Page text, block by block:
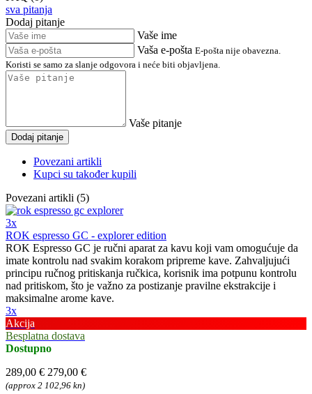
sva pitanja
Dodaj pitanje
Vaše ime
Vaša e-pošta E-pošta nije obavezna.
Koristi se samo za slanje odgovora i neće biti objavljena.
Vaše pitanje
Dodaj pitanje
Povezani artikli
Kupci su također kupili
Povezani artikli (5)
3x
ROK espresso GC - explorer edition
ROK Espresso GC je ručni aparat za kavu koji vam omogućuje da
imate kontrolu nad svakim korakom pripreme kave. Zahvaljujući
principu ručnog pritiskanja ručkica, korisnik ima potpunu kontrolu
nad pritiskom, što je važno za postizanje pravilne ekstrakcije i
maksimalne arome kave.
3x
Akcija
Besplatna dostava
Dostupno
289,00 € 279,00 €
(approx 2 102,96 kn)